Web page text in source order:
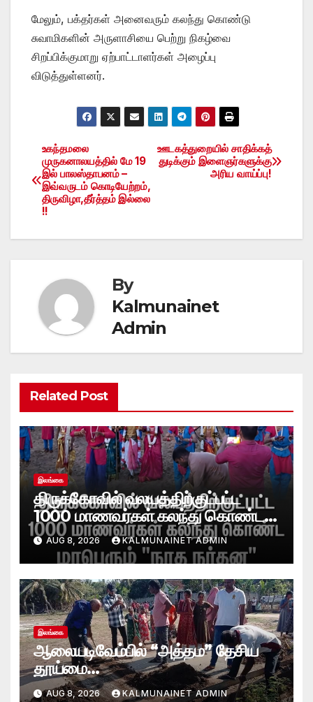
மேலும், பக்தர்கள் அனைவரும் கலந்து கொண்டு
சுவாமிகளின் அருளாசியை பெற்று நிகழ்வை
சிறப்பிக்குமாறு ஏற்பாட்டாளர்கள் அழைப்பு
விடுத்துள்ளனர்.
Post
navigation
ஊடகத்துறையில் சாதிக்கத்
துடிக்கும் இளைஞர்களுக்கு
அரிய வாய்ப்பு!
உகந்தமலை
முருகனாலயத்தில் மே 19
இல் பாலஸ்தாபனம் –
இவ்வருடம் கொடியேற்றம்,
திருவிழா,தீர்த்தம் இல்லை
!!
By
Kalmunainet
Admin
Related Post
இலங்கை
திருக்கோவில் வலயத்திற்குட்பட்ட
1000 மாணவர்கள் கலந்து கொண்ட
“நாத நர்தன” கலை நிகழ்வு.
AUG 8, 2026 KALMUNAINET ADMIN
இலங்கை
ஆலையடிவேம்பில் “அத்தம” தேசிய
தூய்மை
வேலைத்திட்டம்.:ஆலையடிவேம்பு
AUG 8, 2026 KALMUNAINET ADMIN